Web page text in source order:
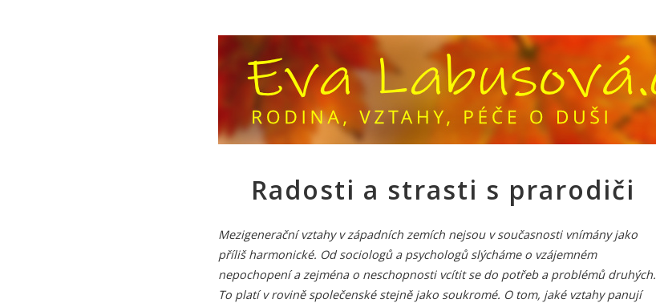
Radosti a strasti s prarodiči
Mezigenerační vztahy v západních zemích nejsou v současnosti vnímány jako
příliš harmonické. Od sociologů a psychologů slýcháme o vzájemném
nepochopení a zejména o neschopnosti vcítit se do potřeb a problémů druhých.
To platí v rovině společenské stejně jako soukromé. O tom, jaké vztahy panují